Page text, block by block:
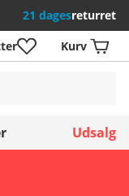
21 dagesreturret
Kurv
Udsalg